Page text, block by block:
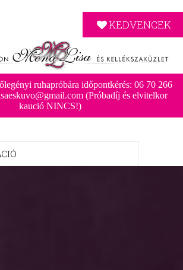
KEDVENCEK
ruhapróbára időpontkérés: 06 70 266
(Próbadíj és elvitelkor
kaució NINCS!)